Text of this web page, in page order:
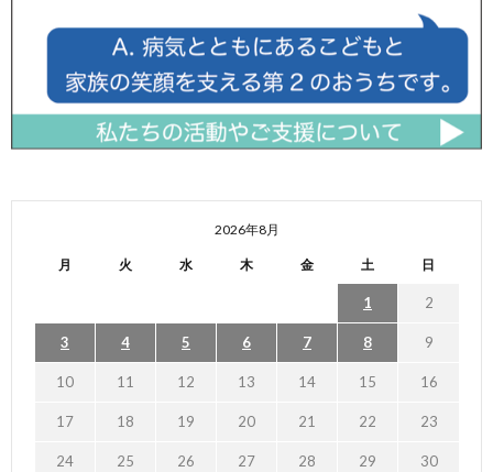
2026年8月
月 火 水 木 金 土 日
1 2
3 4 5 6 7 8 9
10 11 12 13 14 15 16
17 18 19 20 21 22 23
24 25 26 27 28 29 30